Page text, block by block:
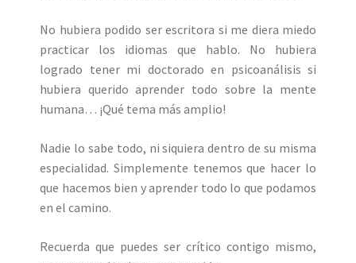
No hubiera podido ser escritora si me diera miedo
practicar los idiomas que hablo. No hubiera
logrado tener mi doctorado en psicoanálisis si
hubiera querido aprender todo sobre la mente
humana… ¡Qué tema más amplio!
Nadie lo sabe todo, ni siquiera dentro de su misma
especialidad. Simplemente tenemos que hacer lo
que hacemos bien y aprender todo lo que podamos
en el camino.
Recuerda que puedes ser crítico contigo mismo,